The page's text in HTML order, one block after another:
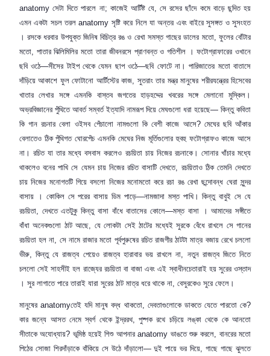
anatomyসেটা দিতে পারলে না; কাজেই আর্টিষ্ট যে,সে রসের ছাঁদে কমে বাড়ে ছন্দিত হয়
এমন একটা সচল তরলanatomy সৃষ্টি করে নিলে যা অন্তর এবং বাইরে সুসঙ্গত ও সুসংহত
। রসকে ধরবার উপযুক্ত জিনিষ বিচিত্র রঙ ও রেখা সমস্ত গাছের ডালের মতো, ফুলের বোঁটার
মতো, পাতার ঝিলিমিলির মতো তারা জীবনরসে প্রাণবন্ত ও গতিশীল । ফটোগ্রাফারের ওখানে
ছবি ওঠে—সীসের টাইপ থেকে যেমন ছাপ ওঠে—ছবি ফোটে না। পারিজাতের মতো বাতাসে
দাঁড়িয়ে আকাশে ফুল ফোটানো আর্টিস্টের কাজ, সুতরাং তার মন্ত্র মানুষের শরীরযন্ত্রের হিসেবের
খাতার লেখার সঙ্গে এমনকি বাস্তব জগতের হাড়হদ্দের খবরের সঙ্গে মেলানো মুস্কিল।
অভ্রবিজ্ঞানের পুঁথিতে আবর্ত সম্বর্ত ইত্যাদি নামরূপ দিয়ে মেঘগুলো ধরা হয়েছে— কিন্তু কবিতা
কি গান রচনার বেলা ওইসব পেঁচালো নামগুলো কি বেশী কাজে আসে? মেঘের ছবি আঁকার
বেলাতেও ঠিক পুঁথিগত ঘোরপেঁচ এমনকি মেঘের নিজ মূর্তিগুলোর হুবহু ফটোগ্রাফও কাজে আসে
না। রচিত যা তার মধ্যে বসবাস করলেও রচয়িতা চায় নিজের রচনাকে। সোনার খাঁচার মধ্যে
থাকলেও বনের পাখি সে যেমন চায় নিজের রচিত বাসাটি দেখতে, রচয়িতাও ঠিক তেমনি দেখতে
চায় নিজের মনোগতটি গিয়ে বসলো নিজের মনোমতো করে রচা রঙ রেখা ছন্দোবন্ধ ঘেরা সুন্দর
বাসায় । কোকিল সে পরের বাসায় ডিম পাড়ে—নামজাদা মস্ত পাখি। কিন্তু বাবুই সে যে
রচয়িতা, দেখতে এতটুকু কিন্তু বাসা বাঁধে বাতাসের কোলে—মস্ত বাসা । আমাদের সঙ্গীতে
বাঁধা অনেকগুলো ঠাট আছে, যে লোকটা সেই ঠাটের মধ্যেই সুরকে বেঁধে রাখলে সে গানের
রচয়িতা হল না, সে নামে রাজার মতো পূর্বপুরুষের রচিত রাজগীর ঠাটটা মাত্র বজায় রেখে চললো
ভীরু,কিন্তুযে রাজত্ব পেয়েও রাজত্ব হারাবার ভয় রাখলে না, নতুন রাজত্ব জিতে নিতে
চললো সেই সাহসীই হল রাজ্যের রচয়িতা বা বাজা এবং এই স্বাধীনচেতারাই হয় সুরের ওস্তাদ
। সুর লাগাতে পারে তারাই যারা সুরের ঠাট মাত্র ধরে থাকে না, বেসুরকেও সুরে ফেলে।
মানুষেরanatomyতেই যদি মানুষ বদ্ধ থাকতো, দেবতাগুলোকে ডাকতে যেতে পারতো কে?
কার জন্যে আসত নেমে স্বর্গ থেকে ইন্দ্ররথ,পুষ্পক রথে চড়িয়ে লঙ্কা থেকে কে আনতো
সীতাকে অযোধ্যায়? ভূমিষ্ঠ হয়েই শিশু আপনারanatomy ভাঙতে শুরু করলে, বানরের মতো
পিঠের সোজা শিরদাঁড়াকে বাঁকিয়ে সে উঠে দাঁড়ালো— দুই পায়ে ভর দিয়ে,গাছে গাছে ঝুলতে